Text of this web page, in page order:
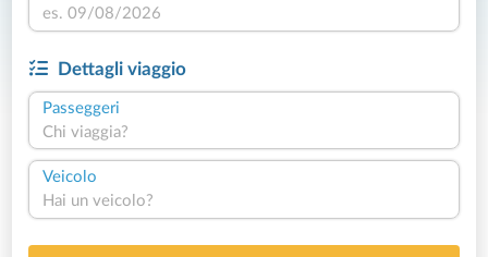
Dettagli viaggio
Passeggeri
Chi viaggia?
Veicolo
Hai un veicolo?